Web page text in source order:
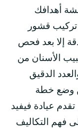
أهدافك
تركيب قشور
إلا بعد فحص
الأسنان من
الدقيق
وضع خطة
عيادة فيفيد
فهم التكاليف